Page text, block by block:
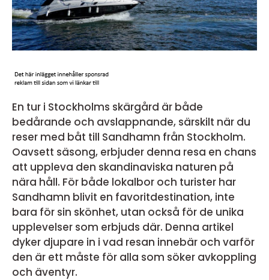
En tur i Stockholms skärgård är både
bedårande och avslappnande, särskilt när du
reser med båt till Sandhamn från Stockholm.
Oavsett säsong, erbjuder denna resa en chans
att uppleva den skandinaviska naturen på
nära håll. För både lokalbor och turister har
Sandhamn blivit en favoritdestination, inte
bara för sin skönhet, utan också för de unika
upplevelser som erbjuds där. Denna artikel
dyker djupare in i vad resan innebär och varför
den är ett måste för alla som söker avkoppling
och äventyr.